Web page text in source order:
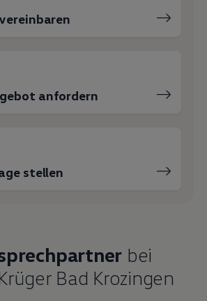
anfordern
stellen
bei
Bad Krozingen